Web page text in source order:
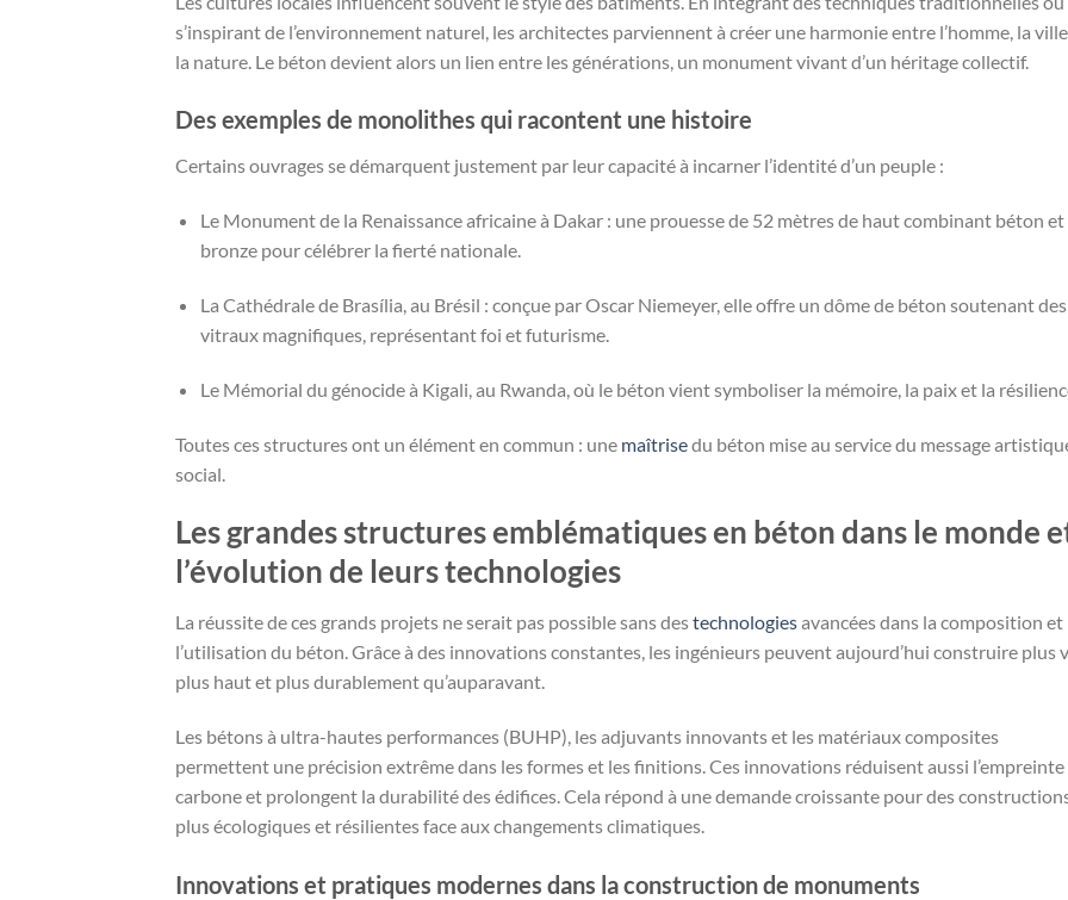
s’inspirant de l’environnement naturel, les architectes parviennent à créer une harmonie entre l’homme, la
la nature. Le béton devient alors un lien entre les générations, un monument vivant d’un héritage collectif.
Des exemples de monolithes qui racontent une histoire
Certains ouvrages se démarquent justement par leur capacité à incarner l’identité d’un peuple :
Le Monument de la Renaissance africaine à Dakar : une prouesse de 52 mètres de haut combinant béton et
bronze pour célébrer la fierté nationale.
La Cathédrale de Brasília, au Brésil : conçue par Oscar Niemeyer, elle offre un dôme de béton soutenant des
vitraux magnifiques, représentant foi et futurisme.
Le Mémorial du génocide à Kigali, au Rwanda, où le béton vient symboliser la mémoire, la paix et la
Toutes ces structures ont un élément en commun : une maîtrisedu béton mise au service du message
social.
Les grandes structures emblématiques en béton dans le monde
l’évolution de leurs technologies
La réussite de ces grands projets ne serait pas possible sans destechnologiesavancées dans la composition et
l’utilisation du béton. Grâce à des innovations constantes, les ingénieurs peuvent aujourd’hui construire plus
plus haut et plus durablement qu’auparavant.
Les bétons à ultra-hautes performances (BUHP), les adjuvants innovants et les matériaux composites
permettent une précision extrême dans les formes et les finitions. Ces innovations réduisent aussi l’empreinte
carbone et prolongent la durabilité des édifices. Cela répond à une demande croissante pour des
plus écologiques et résilientes face aux changements climatiques.
Innovations et pratiques modernes dans la construction de monuments